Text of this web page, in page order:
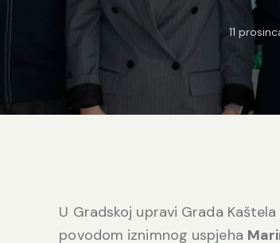
11
U Gradskoj upravi Grada
povodom iznimnog uspjeha